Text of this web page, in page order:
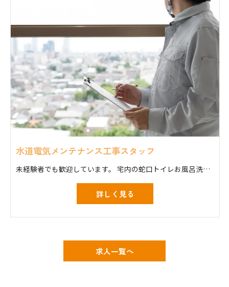
水道電気メンテナンス工事スタッフ
未経験者でも歓迎しています。 宅内の蛇口トイレお風呂洗面台の修理交換工事 スイッチコンセント換気扇照明器具等の交換
詳しく見る
求人一覧へ